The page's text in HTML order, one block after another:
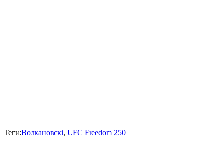
Теги:Волкановскі, UFC Freedom 250